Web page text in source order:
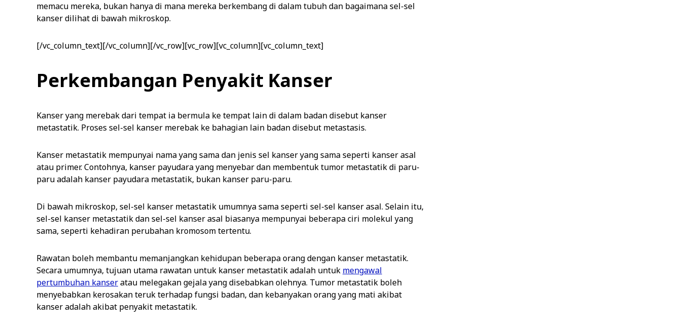
memacu mereka, bukan hanya di mana mereka berkembang di dalam tubuh dan bagaimana sel-sel
kanser dilihat di bawah mikroskop.
[/vc_column_text][/vc_column][/vc_row][vc_row][vc_column][vc_column_text]
Perkembangan Penyakit Kanser
Kanser yang merebak dari tempat ia bermula ke tempat lain di dalam badan disebut kanser
metastatik. Proses sel-sel kanser merebak ke bahagian lain badan disebut metastasis.
Kanser metastatik mempunyai nama yang sama dan jenis sel kanser yang sama seperti kanser asal
atau primer. Contohnya, kanser payudara yang menyebar dan membentuk tumor metastatik di paru-
paru adalah kanser payudara metastatik, bukan kanser paru-paru.
Di bawah mikroskop, sel-sel kanser metastatik umumnya sama seperti sel-sel kanser asal. Selain itu,
sel-sel kanser metastatik dan sel-sel kanser asal biasanya mempunyai beberapa ciri molekul yang
sama, seperti kehadiran perubahan kromosom tertentu.
Rawatan boleh membantu memanjangkan kehidupan beberapa orang dengan kanser metastatik.
Secara umumnya, tujuan utama rawatan untuk kanser metastatik adalah untuk mengawal
pertumbuhan kanseratau melegakan gejala yang disebabkan olehnya. Tumor metastatik boleh
menyebabkan kerosakan teruk terhadap fungsi badan, dan kebanyakan orang yang mati akibat
kanser adalah akibat penyakit metastatik.